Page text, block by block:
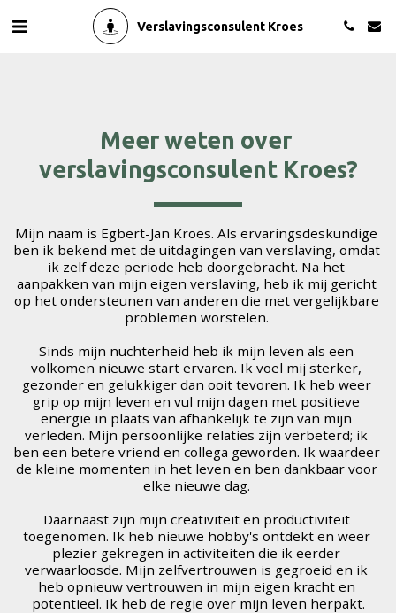
Verslavingsconsulent Kroes
Meer weten over
verslavingsconsulent Kroes?
Mijn naam is Egbert-Jan Kroes. Als ervaringsdeskundige
ben ik bekend met de uitdagingen van verslaving, omdat
ik zelf deze periode heb doorgebracht. Na het
aanpakken van mijn eigen verslaving, heb ik mij gericht
op het ondersteunen van anderen die met vergelijkbare
problemen worstelen.
Sinds mijn nuchterheid heb ik mijn leven als een
volkomen nieuwe start ervaren. Ik voel mij sterker,
gezonder en gelukkiger dan ooit tevoren. Ik heb weer
grip op mijn leven en vul mijn dagen met positieve
energie in plaats van afhankelijk te zijn van mijn
verleden. Mijn persoonlijke relaties zijn verbeterd; ik
ben een betere vriend en collega geworden. Ik waardeer
de kleine momenten in het leven en ben dankbaar voor
elke nieuwe dag.
Daarnaast zijn mijn creativiteit en productiviteit
toegenomen. Ik heb nieuwe hobby's ontdekt en weer
plezier gekregen in activiteiten die ik eerder
verwaarloosde. Mijn zelfvertrouwen is gegroeid en ik
heb opnieuw vertrouwen in mijn eigen kracht en
potentieel. Ik heb de regie over mijn leven herpakt.